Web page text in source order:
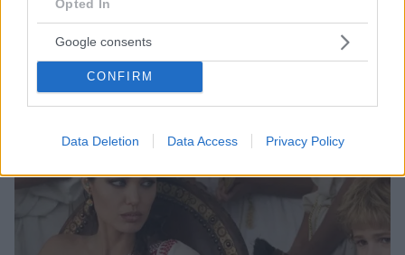
Opted In
Google consents
CONFIRM
Data Deletion Data Access Privacy Policy
Η τηλεπερσόνα θύμισε το κόνσεπτ της δημοφιλούς
ταινίας του Κουεντίν Ταραντίνο, σε πρόσφατη έξοδό
της